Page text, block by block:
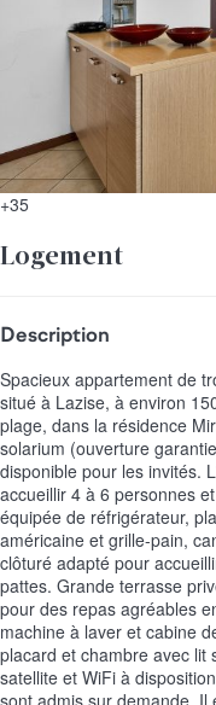
+35
Logement
Description
Spacieux appartement de
situé à Lazise, à environ
plage, dans la résidence
solarium (ouverture
disponible pour les invités.
accueillir 4 à 6 personnes
équipée de réfrigérateur,
américaine et grille-pain,
clôturé adapté pour
pattes. Grande terrasse
pour des repas agréables
machine à laver et cabine
placard et chambre avec lit
satellite et WiFi à